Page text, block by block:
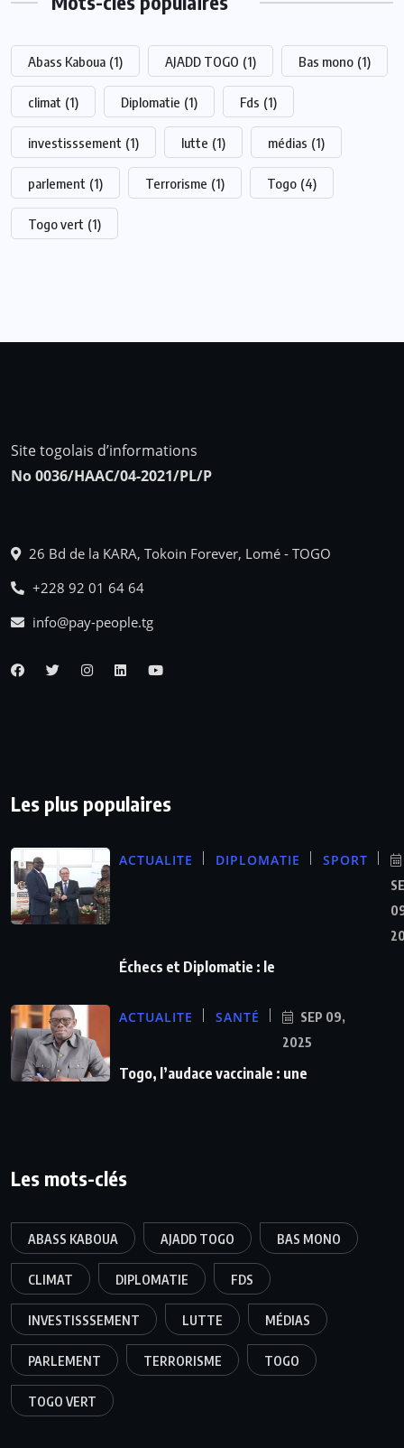
Abass Kaboua (1) AJADD TOGO (1) Bas mono (1)
climat (1) Diplomatie (1) Fds (1)
investisssement (1) lutte (1) médias (1)
parlement (1) Terrorisme (1) Togo (4)
Togo vert (1)
Site togolais d’informations
No 0036/HAAC/04-2021/PL/P
26 Bd de la KARA, Tokoin Forever, Lomé - TOGO
+228 92 01 64 64
info@pay-people.tg
Les plus populaires
ACTUALITE DIPLOMATIE SPORT
Échecs et Diplomatie : le
ACTUALITE SANTÉ
SEP 09,
2025
Togo, l’audace vaccinale : une
Les mots-clés
ABASS KABOUA AJADD TOGO BAS MONO
CLIMAT DIPLOMATIE FDS
INVESTISSSEMENT LUTTE MÉDIAS
PARLEMENT TERRORISME TOGO
TOGO VERT